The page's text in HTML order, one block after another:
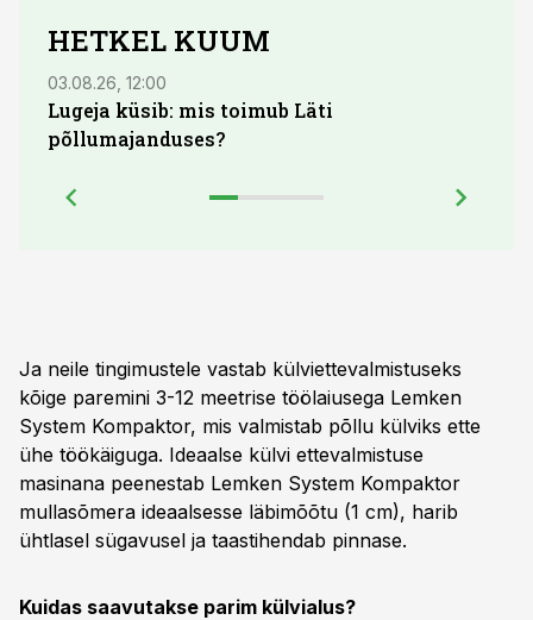
HETKEL KUUM
03.08.26, 12:00
Lugeja küsib: mis toimub Läti
põllumajanduses?
Ja neile tingimustele vastab külviettevalmistuseks
kõige paremini 3-12 meetrise töölaiusega Lemken
System Kompaktor, mis valmistab põllu külviks ette
ühe töökäiguga. Ideaalse külvi ettevalmistuse
masinana peenestab Lemken System Kompaktor
mullasõmera ideaalsesse läbimõõtu (1 cm), harib
ühtlasel sügavusel ja taastihendab pinnase.
Kuidas saavutakse parim külvialus?